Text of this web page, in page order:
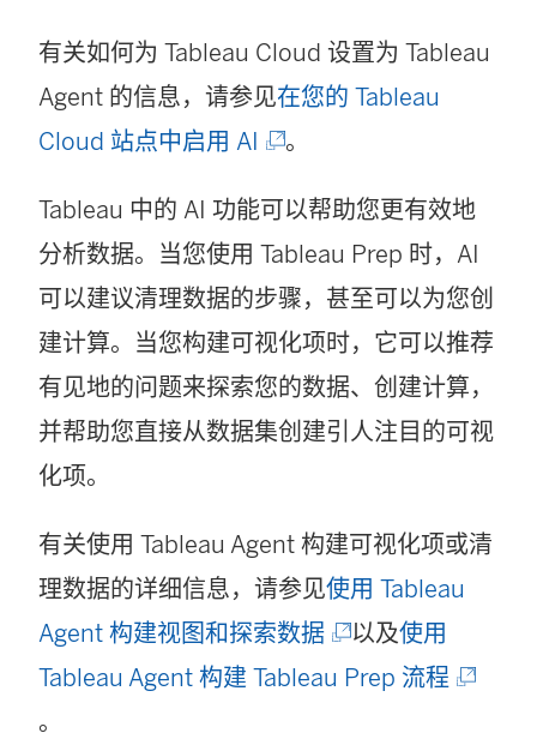
有关如何为 Tableau Cloud 设置为 Tableau
Agent 的信息，请参见在您的 Tableau
Cloud 站点中启用 AI (
接
新
窗
口
中
开
)
。
Tableau 中的 AI 功能可以帮助您更有效地
分析数据。当您使用 Tableau Prep 时，AI
可以建议清理数据的步骤，甚至可以为您创
建计算。当您构建可视化项时，它可以推荐
有见地的问题来探索您的数据、创建计算，
并帮助您直接从数据集创建引人注目的可视
化项。
有关使用 Tableau Agent 构建可视化项或清
理数据的详细信息，请参见使用 Tableau
Agent 构建视图和探索数据(
链
以及使用
Tableau Agent 构建 Tableau Prep 流程 (
。